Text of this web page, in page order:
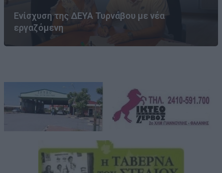
Ενίσχυση της ΔΕΥΑ Τυρνάβου με νέα
εργαζόμενη